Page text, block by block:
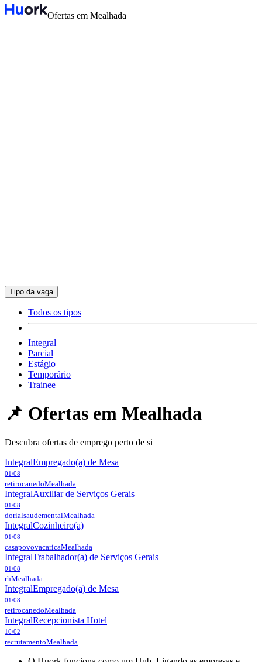
Ofertas em Mealhada
Tipo da vaga
Todos os tipos
Integral
Parcial
Estágio
Temporário
Trainee
📌 Ofertas em Mealhada
Descubra ofertas de emprego perto de si
IntegralEmpregado(a) de Mesa
01/08
retirocanedoMealhada
IntegralAuxiliar de Serviços Gerais
01/08
dorialsaudementalMealhada
IntegralCozinheiro(a)
01/08
casapovovacaricaMealhada
IntegralTrabalhador(a) de Serviços Gerais
01/08
rhMealhada
IntegralEmpregado(a) de Mesa
01/08
retirocanedoMealhada
IntegralRecepcionista Hotel
10/02
recrutamentoMealhada